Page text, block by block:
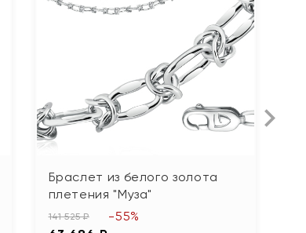
Браслет из белого золота
плетения "Муза"
141 525 ₽ -55%